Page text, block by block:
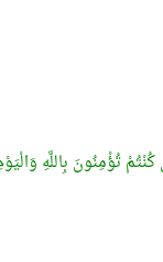
تُؤْمِنُونَ بِاللَّهِ